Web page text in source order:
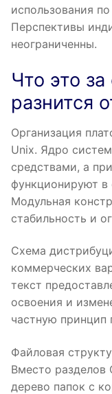
использования
Перспективы
неограниченны.
Что это
разнится
Организация
Unix. Ядро
средствами, а
функционируют в
Модульная
стабильность и
Схема
коммерческих
текст
освоения и
частную принцип
Файловая
Вместо разделов
дерево папок с